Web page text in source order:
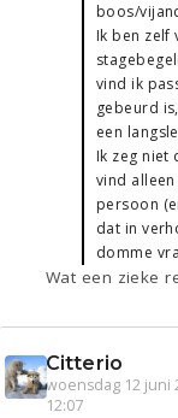
boos/
Ik ben zelf
vind ik
gebeurd
een
Ik zeg niet
vind
persoon
dat in
domme
Wat een zieke
Citterio
woensdag 12 juni
12:07